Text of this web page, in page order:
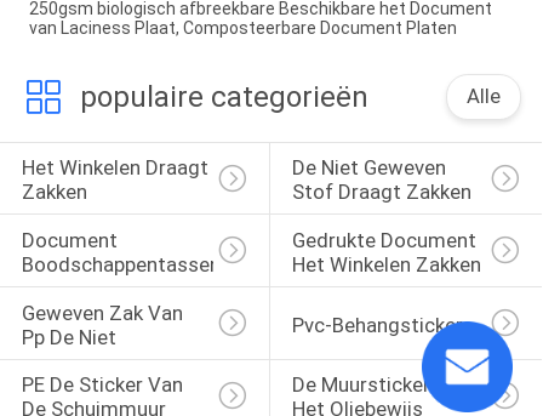
250gsm biologisch afbreekbare Beschikbare het Document
van Laciness Plaat, Composteerbare Document Platen
populaire categorieën Alle
Het Winkelen Draagt
Zakken
De Niet Geweven
Stof Draagt Zakken
Document
Boodschappentassen
Gedrukte Document
Het Winkelen Zakken
Geweven Zak Van
Pp De Niet
Pvc-Behangsticker
PE De Sticker Van
De Schuimmuur
De Muursticker Van
Het Oliebewijs